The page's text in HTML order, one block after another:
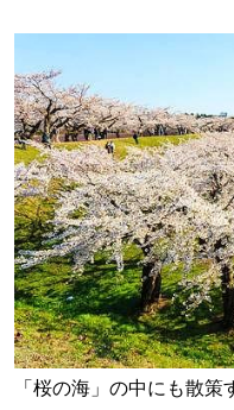
「桜の海」の中にも散